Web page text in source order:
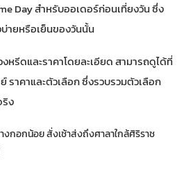
Day สำหรับออเดอร์ก่อนเที่ยงวัน ซึ่ง
ายหรือเย็นของวันนั้น
รีดและราคาโดยละเอียด สามารถดูได้ที่
ราคาและตัวเลือกซึ่งรวบรวมตัวเลือก
ง
กอกน้อย สั่งเช้าส่งถึงศาลาใกล้ศิริราช